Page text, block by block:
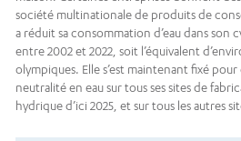
société multinationale de produits de
a réduit sa consommation d’eau dans son
entre 2002 et 2022, soit l’équivalent
olympiques. Elle s’est maintenant fixé
neutralité en eau sur tous ses sites de
hydrique d’ici 2025, et sur tous les autres